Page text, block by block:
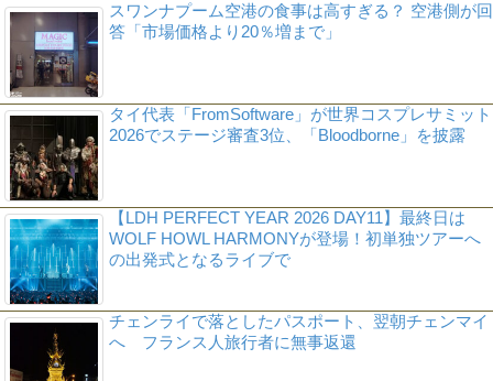
スワンナプーム空港の食事は高すぎる？ 空港側が回
答「市場価格より20％増まで」
タイ代表「FromSoftware」が世界コスプレサミット
2026でステージ審査3位、「Bloodborne」を披露
【LDH PERFECT YEAR 2026 DAY11】最終日は
WOLF HOWL HARMONYが登場！初単独ツアーへ
の出発式となるライブで
チェンライで落としたパスポート、翌朝チェンマイ
へ フランス人旅行者に無事返還